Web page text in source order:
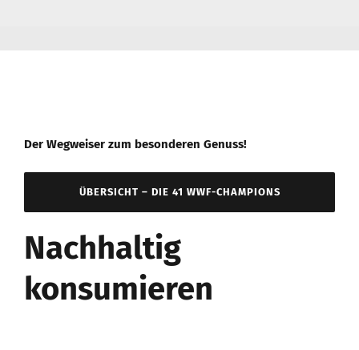
Der Wegweiser zum besonderen Genuss!
ÜBERSICHT – DIE 41 WWF-CHAMPIONS
Nachhaltig
konsumieren